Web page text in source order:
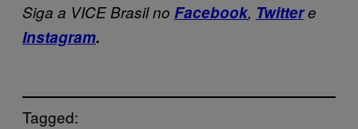
Siga a VICE Brasil no Facebook, Twittere
Instagram.
Tagged: